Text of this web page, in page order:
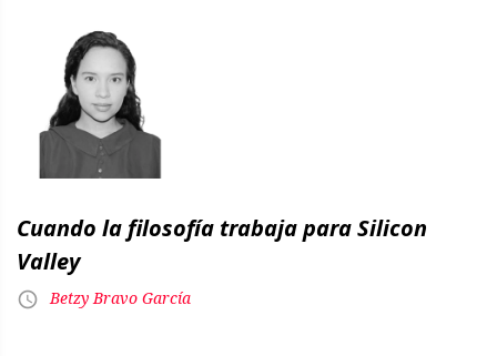
Cuando la filosofía trabaja para Silicon
Valley
Betzy Bravo García